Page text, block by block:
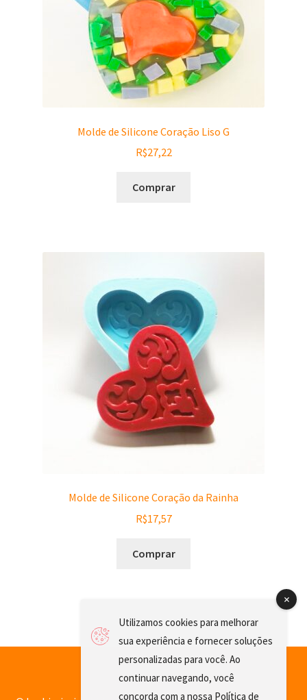
Molde de Silicone Coração Liso G
R$27,22
Comprar
Molde de Silicone Coração da Rainha
R$17,57
Comprar
Utilizamos cookies para melhorar
sua experiência e fornecer soluções
personalizadas para você. Ao
continuar navegando, você
concorda com a nossa Política de